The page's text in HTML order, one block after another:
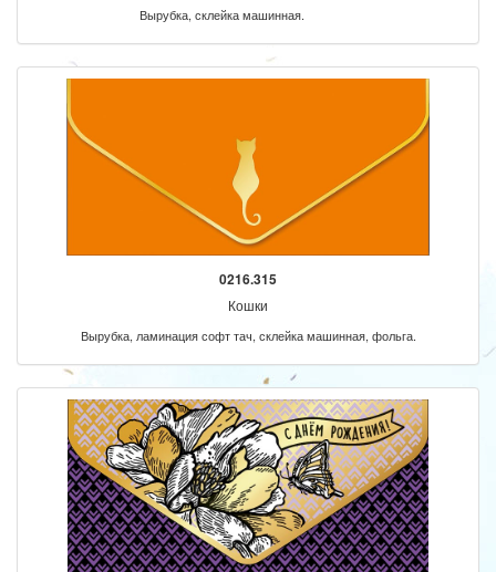
Вырубка, склейка машинная.
0216.315
Кошки
Вырубка, ламинация софт тач, склейка машинная, фольга.